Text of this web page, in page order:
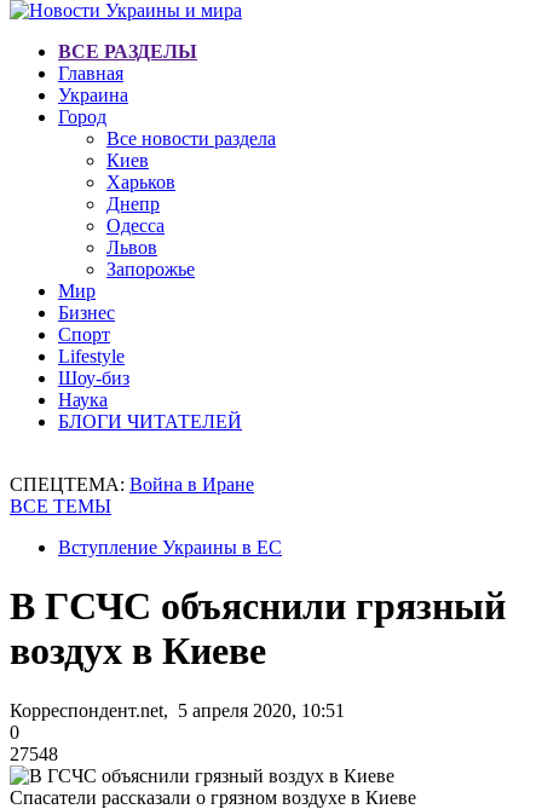
ВСЕ РАЗДЕЛЫ
Главная
Украина
Город
Все новости раздела
Киев
Харьков
Днепр
Одесса
Львов
Запорожье
Мир
Бизнес
Спорт
Lifestyle
Шоу-биз
Наука
БЛОГИ ЧИТАТЕЛЕЙ
СПЕЦТЕМА: Война в Иране
ВСЕ ТЕМЫ
Вступление Украины в ЕС
В ГСЧС объяснили грязный
воздух в Киеве
Корреспондент.net, 5 апреля 2020, 10:51
0
27548
Спасатели рассказали о грязном воздухе в Киеве